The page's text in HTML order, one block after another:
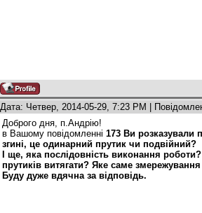
Дата: Четвер, 2014-05-29, 7:23 PM |
Доброго дня, п.Андрію!
в Вашому повідомленні173 Ви розказували
згині, це одинарний прутик чи подвійний?
І ще, яка послідовність виконання
прутиків витягати? Яке саме
Буду дуже вдячна за відповідь.